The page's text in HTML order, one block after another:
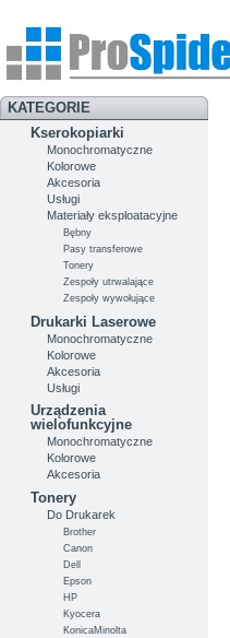
KATEGORIE
Kserokopiarki
Monochromatyczne
Kolorowe
Akcesoria
Usługi
Materiały eksploatacyjne
Bębny
Pasy transferowe
Tonery
Zespoły utrwalające
Zespoły wywołujące
Drukarki Laserowe
Monochromatyczne
Kolorowe
Akcesoria
Usługi
Urządzenia
wielofunkcyjne
Monochromatyczne
Kolorowe
Akcesoria
Tonery
Do Drukarek
Brother
Canon
Dell
Epson
HP
Kyocera
KonicaMinolta